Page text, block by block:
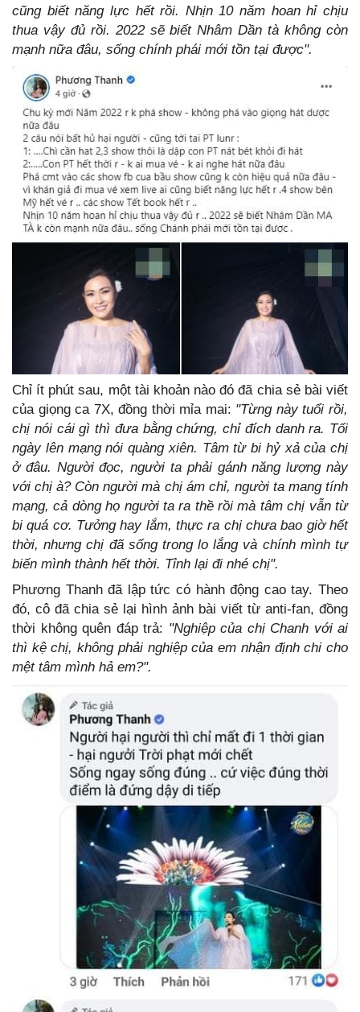
cũng biết năng lực hết rồi. Nhịn 10 năm hoan hỉ chịu
thua vậy đủ rồi. 2022 sẽ biết Nhâm Dần tà không còn
mạnh nữa đâu, sống chính phái mới tồn tại được".
Chỉ ít phút sau, một tài khoản nào đó đã chia sẻ bài viết
của giọng ca 7X, đồng thời mỉa mai: "Từng này tuổi rồi,
chị nói cái gì thì đưa bằng chứng, chỉ đích danh ra. Tối
ngày lên mạng nói quàng xiên. Tâm từ bi hỷ xả của chị
ở đâu. Người đọc, người ta phải gánh năng lượng này
với chị à? Còn người mà chị ám chỉ, người ta mang tính
mạng, cả dòng họ người ta ra thề rồi mà tâm chị vẫn từ
bi quá cơ. Tưởng hay lắm, thực ra chị chưa bao giờ hết
thời, nhưng chị đã sống trong lo lắng và chính mình tự
biến mình thành hết thời. Tỉnh lại đi nhé chị".
Phương Thanh đã lập tức có hành động cao tay. Theo
đó, cô đã chia sẻ lại hình ảnh bài viết từ anti-fan, đồng
thời không quên đáp trả: "Nghiệp của chị Chanh với ai
thì kệ chị, không phải nghiệp của em nhận định chi cho
mệt tâm mình hả em?".